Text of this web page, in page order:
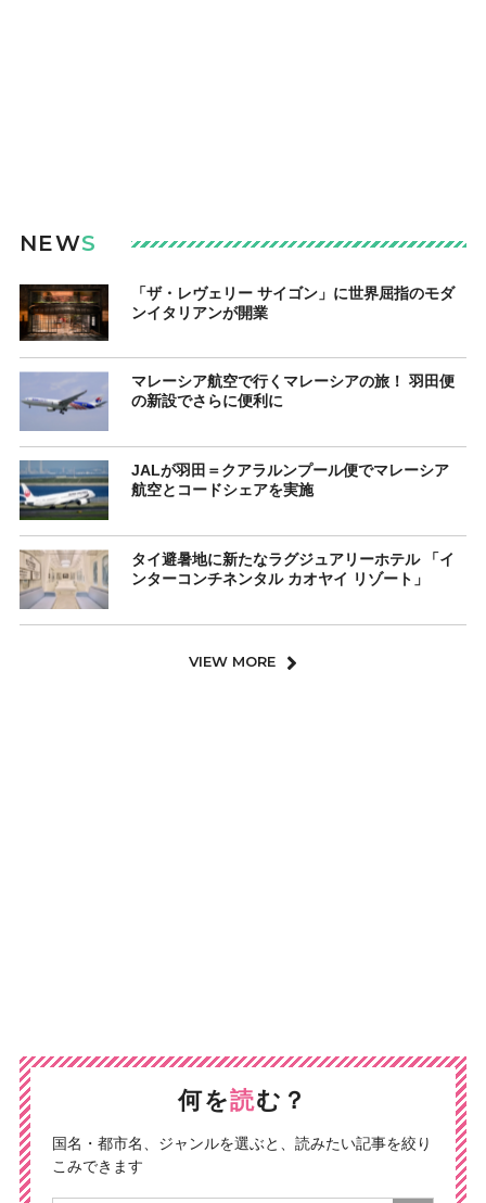
NEWS
「ザ・レヴェリー サイゴン」に世界屈指のモダ
ンイタリアンが開業
マレーシア航空で行くマレーシアの旅！ 羽田便
の新設でさらに便利に
JALが羽田＝クアラルンプール便でマレーシア
航空とコードシェアを実施
タイ避暑地に新たなラグジュアリーホテル 「イ
ンターコンチネンタル カオヤイ リゾート」
VIEW MORE
何を読む？
国名・都市名、ジャンルを選ぶと、読みたい記事を絞り
こみできます